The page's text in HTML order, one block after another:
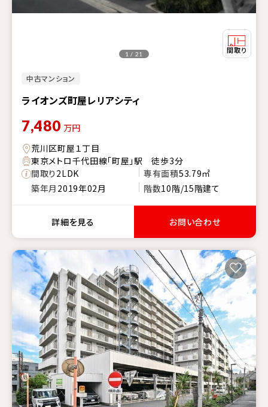
中古マンション
ライオンズ町屋レリアシティ
1 / 21
7,480 万円
荒川区町屋１丁目
東京メトロ千代田線「町屋」駅 徒歩3分
間取り2LDK 専有面積53.79㎡
築年月 2019年02月 階数10階/15階建て
詳細を見る お問い合わせ